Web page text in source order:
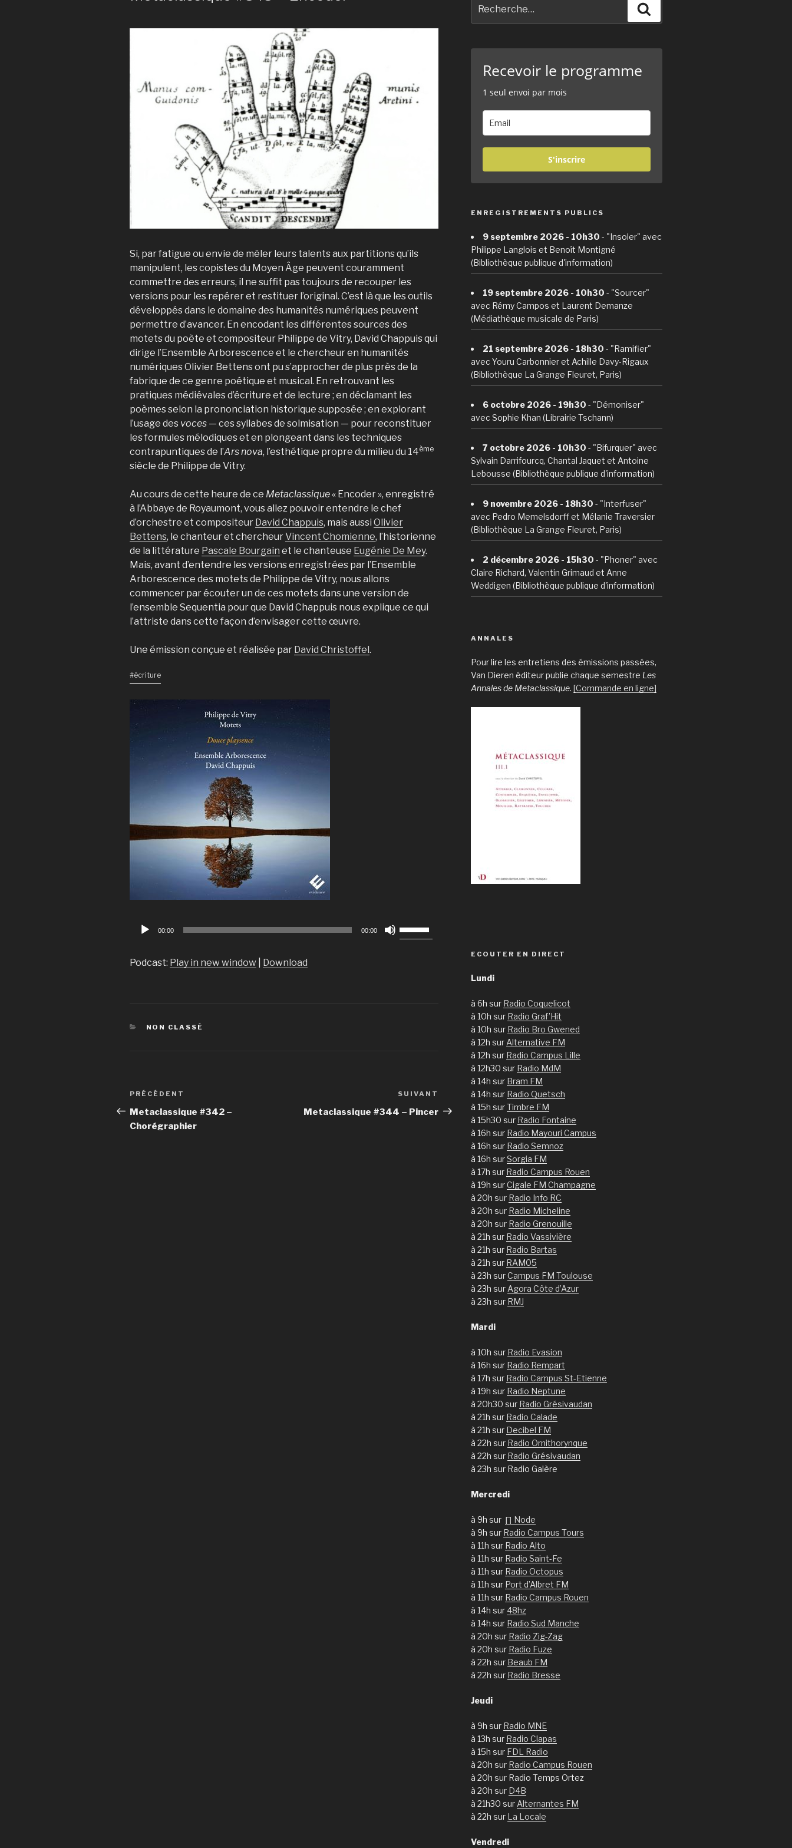
Si, par fatigue ou envie de mêler leurs talents aux partitions qu’ils
manipulent, les copistes du Moyen Âge peuvent couramment
commettre des erreurs, il ne suffit pas toujours de recouper les
versions pour les repérer et restituer l’original. C’est là que les outils
développés dans le domaine des humanités numériques peuvent
permettre d’avancer. En encodant les différentes sources des
motets du poète et compositeur Philippe de Vitry, David Chappuis qui
dirige l’Ensemble Arborescence et le chercheur en humanités
numériques Olivier Bettens ont pu s’approcher de plus près de la
fabrique de ce genre poétique et musical. En retrouvant les
pratiques médiévales d’écriture et de lecture ; en déclamant les
poèmes selon la prononciation historique supposée ; en explorant
l’usage des voces — ces syllabes de solmisation — pour reconstituer
les formules mélodiques et en plongeant dans les techniques
contrapuntiques de l’Ars nova, l’esthétique propre du milieu du 14ème
siècle de Philippe de Vitry.
Au cours de cette heure de ce Metaclassique« Encoder », enregistré
à l’Abbaye de Royaumont, vous allez pouvoir entendre le chef
d’orchestre et compositeur David Chappuis, mais aussi Olivier
Bettens, le chanteur et chercheurVincent Chomienne, l’historienne
de la littérature Pascale Bourgain et le chanteuse Eugénie De Mey.
Mais, avant d’entendre les versions enregistrées par l’Ensemble
Arborescence des motets de Philippe de Vitry, nous allons
commencer par écouter un de ces motets dans une version de
l’ensemble Sequentia pour que David Chappuis nous explique ce qui
l’attriste dans cette façon d’envisager cette œuvre.
Une émission conçue et réalisée par David Christoffel.
#écriture
Lecteur
00:00 00:00
les
Podcast: Play in new window Download
CATÉGORIES
NON CLASSÉ
Navigation
de
l’article
Article
précédent
PRÉCÉDENT
Metaclassique #342 –
Chorégraphier
Article
suivant
SUIVANT
Metaclassique #344 – Pincer
pour
Recevoir le programme
1 seul envoi par mois
S'inscrire
ENREGISTREMENTS PUBLICS
9 septembre 2026 - 10h30 - "Insoler" avec
Philippe Langlois et Benoît Montigné
(Bibliothèque publique d'information)
19 septembre 2026 - 10h30 - "Sourcer"
avec Rémy Campos et Laurent Demanze
(Médiathèque musicale de Paris)
21 septembre 2026 - 18h30 - "Ramifier"
avec Youru Carbonnier et Achille Davy-Rigaux
(Bibliothèque La Grange Fleuret, Paris)
6 octobre 2026 - 19h30 - "Démoniser"
avec Sophie Khan (Librairie Tschann)
7 octobre 2026 - 10h30 - "Bifurquer" avec
Sylvain Darrifourcq, Chantal Jaquet et Antoine
Lebousse (Bibliothèque publique d'information)
9 novembre 2026 - 18h30 - "Interfuser"
avec Pedro Memelsdorff et Mélanie Traversier
(Bibliothèque La Grange Fleuret, Paris)
2 décembre 2026 - 15h30 - "Phoner" avec
Claire Richard, Valentin Grimaud et Anne
Weddigen (Bibliothèque publique d'information)
ANNALES
Pour lire les entretiens des émissions passées,
Van Dieren éditeur publie chaque semestre Les
Annales de Metaclassique. [Commande en ligne]
ECOUTER EN DIRECT
Lundi
à 6h sur Radio Coquelicot
à 10h sur Radio Graf’Hit
à 10h sur Radio Bro Gwened
à 12h sur Alternative FM
à 12h sur Radio Campus Lille
à 12h30 sur Radio MdM
à 14h sur Bram FM
à 14h sur Radio Quetsch
à 15h surTimbre FM
à 15h30 sur Radio Fontaine
à 16h sur Radio Mayouri Campus
à 16h sur Radio Semnoz
à 16h surSorgia FM
à 17h sur Radio Campus Rouen
à 19h surCigale FM Champagne
à 20h sur Radio Info RC
à 20h sur Radio Micheline
à 20h sur Radio Grenouille
à 21h sur Radio Vassivière
à 21h sur Radio Bartas
à 21h sur RAM05
à 23h surCampus FM Toulouse
à 23h sur Agora Côte d’Azur
à 23h sur RMJ
Mardi
à 10h sur Radio Evasion
à 16h sur Radio Rempart
à 17h sur Radio Campus St-Etienne
à 19h sur Radio Neptune
à 20h30 sur Radio Grésivaudan
à 21h sur Radio Calade
à 21h sur Decibel FM
à 22h sur Radio Ornithorynque
à 22h sur Radio Grésivaudan
à 23h sur Radio Galère
Mercredi
à 9h sur ∏ Node
à 9h sur Radio Campus Tours
à 11h sur Radio Alto
à 11h sur Radio Saint-Fe
à 11h sur Radio Octopus
à 11h sur Port d’Albret FM
à 11h sur Radio Campus Rouen
à 14h sur 48hz
à 14h sur Radio Sud Manche
à 20h sur Radio Zig-Zag
à 20h sur Radio Fuze
à 22h sur Beaub FM
à 22h sur Radio Bresse
Jeudi
à 9h sur Radio MNE
à 13h sur Radio Clapas
à 15h sur FDL Radio
à 20h sur Radio Campus Rouen
à 20h sur Radio Temps Ortez
à 20h sur D4B
à 21h30 sur Alternantes FM
à 22h sur La Locale
Vendredi